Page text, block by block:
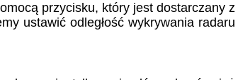
przycisku, który jest dostarczany z
ustawić odległość wykrywania radaru